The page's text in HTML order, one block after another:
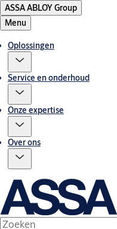
ASSA ABLOY Group
Menu
Oplossingen
Service en onderhoud
Onze expertise
Over ons